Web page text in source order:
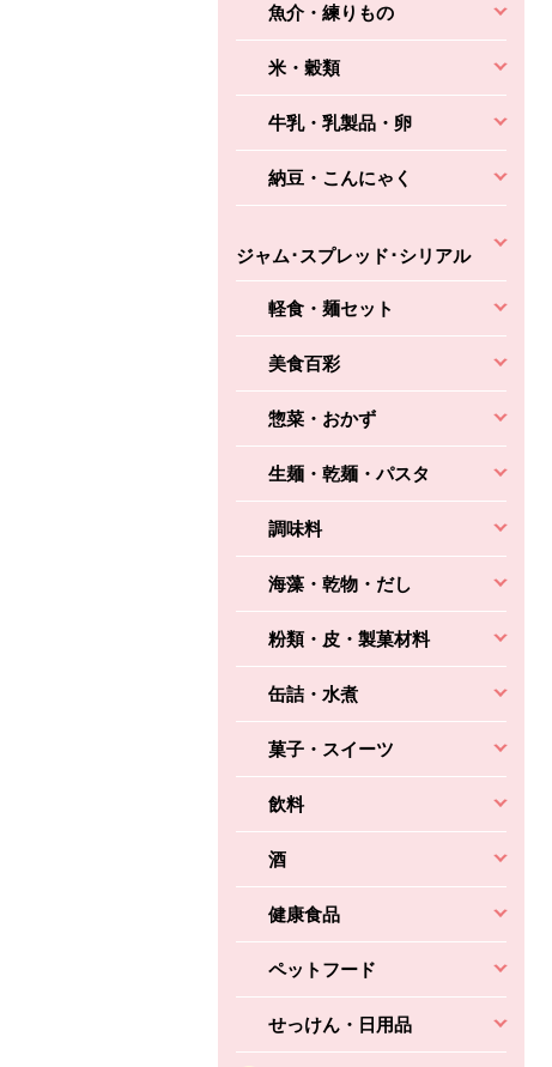
魚介・練りもの
米・穀類
牛乳・乳製品・卵
納豆・こんにゃく
ジャム･スプレッド･シリアル
軽食・麺セット
美食百彩
惣菜・おかず
生麺・乾麺・パスタ
調味料
海藻・乾物・だし
粉類・皮・製菓材料
缶詰・水煮
菓子・スイーツ
飲料
酒
健康食品
ペットフード
せっけん・日用品